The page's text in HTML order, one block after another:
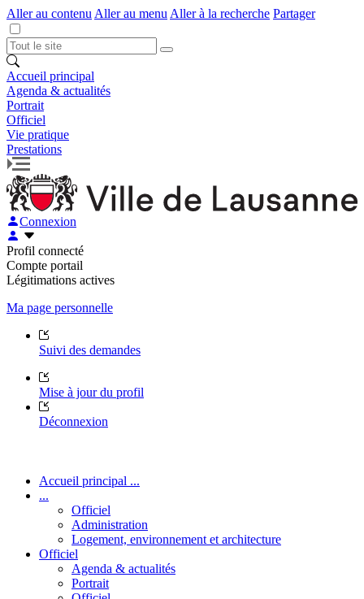
Aller au contenu Aller au menu Aller à la recherche Partager
Accueil principal
Agenda & actualités
Portrait
Officiel
Vie pratique
Prestations
Connexion
Profil connecté
Compte portail
Légitimations actives
Ma page personnelle
Suivi des demandes
Mise à jour du profil
Déconnexion
Accueil principal ...
...
Officiel
Administration
Logement, environnement et architecture
Officiel
Agenda & actualités
Portrait